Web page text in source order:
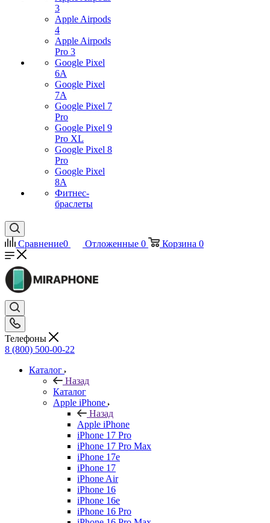
3
Apple Airpods
4
Apple Airpods
Pro 3
Google Pixel
6A
Google Pixel
7А
Google Pixel 7
Pro
Google Pixel 9
Pro XL
Google Pixel 8
Pro
Google Pixel
8A
Фитнес-
браслеты
Сравнение0 Отложенные 0 Корзина 0
Телефоны
8 (800) 500-00-22
Каталог
Назад
Каталог
Apple iPhone
Назад
Apple iPhone
iPhone 17 Pro
iPhone 17 Pro Max
iPhone 17e
iPhone 17
iPhone Air
iPhone 16
iPhone 16e
iPhone 16 Pro